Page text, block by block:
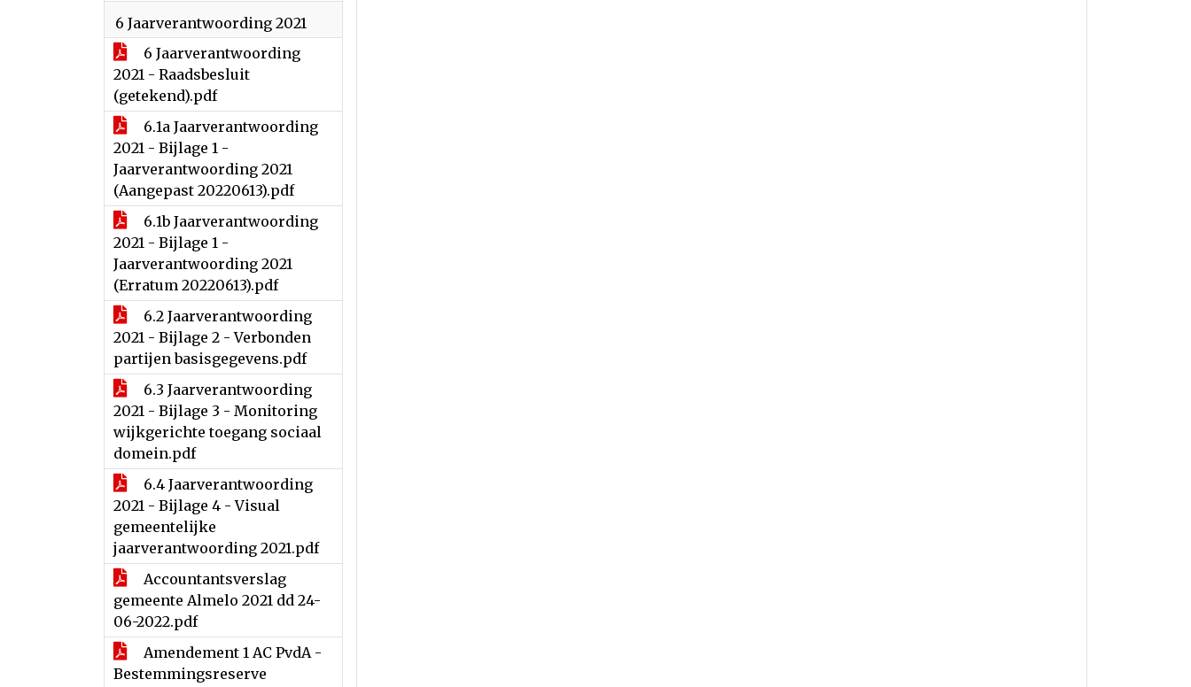
6 Jaarverantwoording 2021
6 Jaarverantwoording
2021 - Raadsbesluit
(getekend).pdf
6.1a Jaarverantwoording
2021 - Bijlage 1 -
Jaarverantwoording 2021
(Aangepast 20220613).pdf
6.1b Jaarverantwoording
2021 - Bijlage 1 -
Jaarverantwoording 2021
(Erratum 20220613).pdf
6.2 Jaarverantwoording
2021 - Bijlage 2 - Verbonden
partijen basisgegevens.pdf
6.3 Jaarverantwoording
2021 - Bijlage 3 - Monitoring
wijkgerichte toegang sociaal
domein.pdf
6.4 Jaarverantwoording
2021 - Bijlage 4 - Visual
gemeentelijke
jaarverantwoording 2021.pdf
Accountantsverslag
gemeente Almelo 2021 dd 24-
06-2022.pdf
Amendement 1 AC PvdA -
Bestemmingsreserve